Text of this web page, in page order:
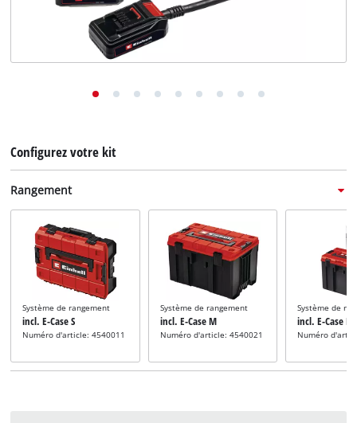
Configurez votre kit
Rangement
Système de rangement
incl. E-Case S
Numéro d'article: 4540011
Système de rangement
incl. E-Case M
Numéro d'article: 4540021
Système de
incl. E-Case L
Numéro